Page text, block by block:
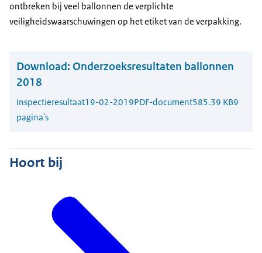
ontbreken bij veel ballonnen de verplichte
veiligheidswaarschuwingen op het etiket van de verpakking.
Download: Onderzoeksresultaten ballonnen
2018
Inspectieresultaat19-02-2019PDF-document585.39 KB9
pagina's
Hoort bij